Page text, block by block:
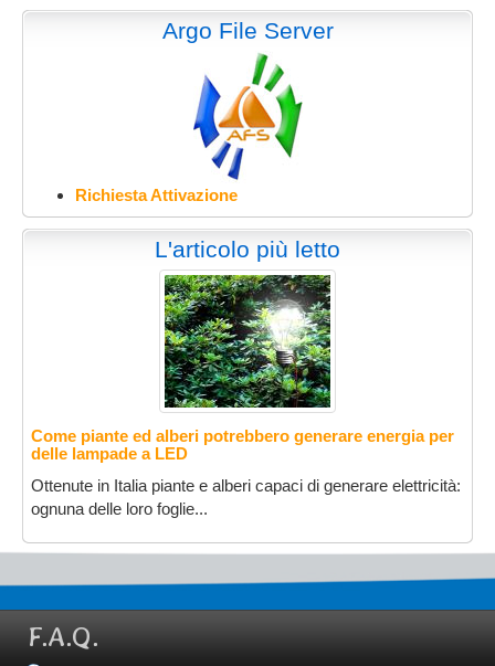
Argo File Server
Richiesta Attivazione
L'articolo più letto
Come piante ed alberi potrebbero generare energia per
delle lampade a LED
Ottenute in Italia piante e alberi capaci di generare elettricità:
ognuna delle loro foglie...
F.A.Q.